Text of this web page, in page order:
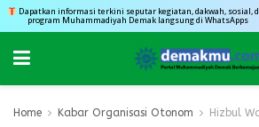
Dapatkan informasi terkini seputar kegiatan, dakwah, sosial,
program Muhammadiyah Demak langsung di WhatsApps
Home Kabar Organisasi Otonom Hizbul